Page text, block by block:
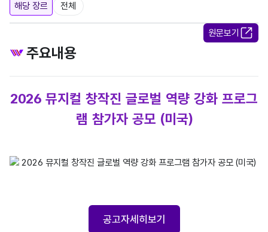
해당 장르
전체
원문보기
주요내용
2026 뮤지컬 창작진 글로벌 역량 강화 프로그
램 참가자 공모 (미국)
공고자세히보기